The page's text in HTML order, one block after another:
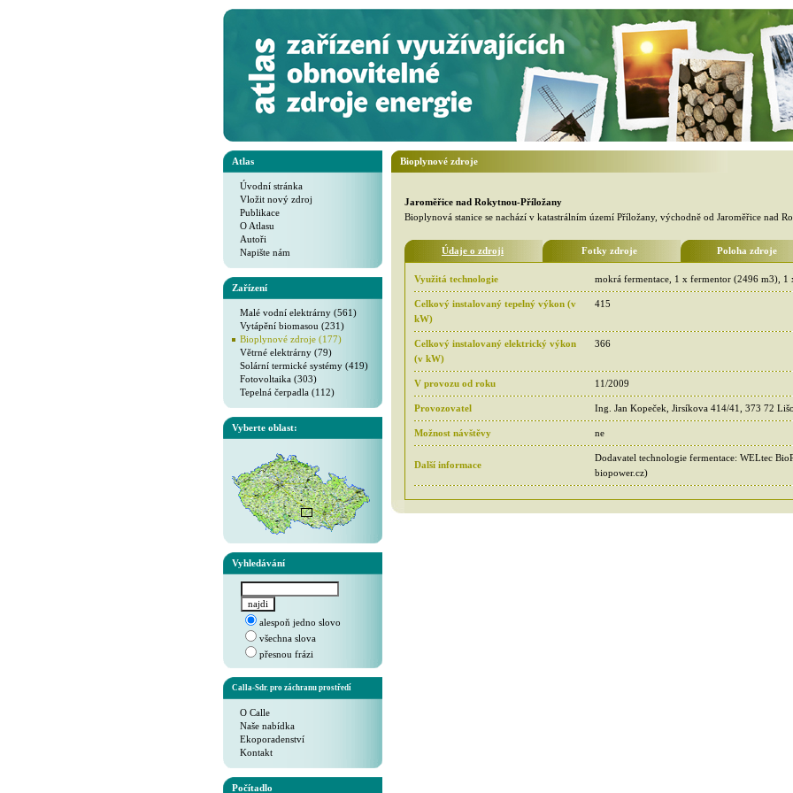
Atlas
Úvodní stránka
Vložit nový zdroj
Publikace
O Atlasu
Autoři
Napište nám
Zařízení
Malé vodní elektrárny (561)
Vytápění biomasou (231)
Bioplynové zdroje (177)
Větrné elektrárny (79)
Solární termické systémy (419)
Fotovoltaika (303)
Tepelná čerpadla (112)
Vyberte oblast:
Vyhledávání
alespoň jedno slovo
všechna slova
přesnou frázi
Calla-Sdr. pro záchranu prostředí
O Calle
Naše nabídka
Ekoporadenství
Kontakt
Počítadlo
Bioplynové zdroje
Jaroměřice nad Rokytnou-Příložany
Bioplynová stanice se nachází v katastrálním území Příložany, východně od Jaroměřice nad
Údaje o zdroji Fotky zdroje Poloha zdroje
Využitá technologie mokrá fermentace, 1 x fermentor (2496 m3), 1
Celkový instalovaný tepelný výkon (v
kW)
415
Celkový instalovaný elektrický výkon
(v kW)
366
V provozu od roku 11/2009
Provozovatel Ing. Jan Kopeček, Jirsíkova 414/41, 373 72
Možnost návštěvy ne
Další informace
Dodavatel technologie fermentace: WELtec
biopower.cz)